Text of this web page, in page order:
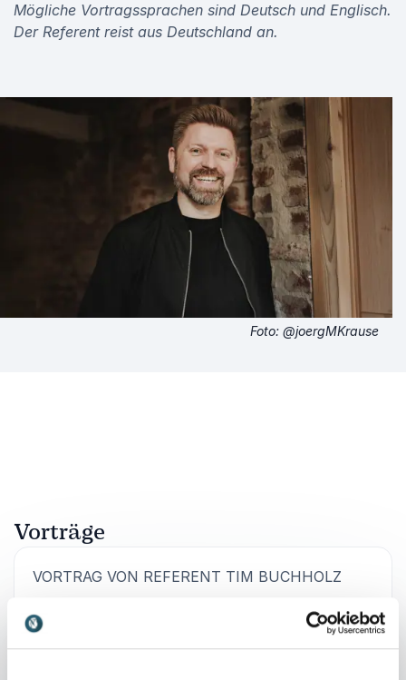
Mögliche Vortragssprachen sind Deutsch und Englisch.
Der Referent reist aus Deutschland an.
Foto: @joergMKrause
Vorträge
VORTRAG VON REFERENT TIM BUCHHOLZ
Transformationskompetenz durch
Teamintelligenz